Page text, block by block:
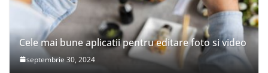
Cele mai bune aplicatii pentru editare foto si video
septembrie 30, 2024